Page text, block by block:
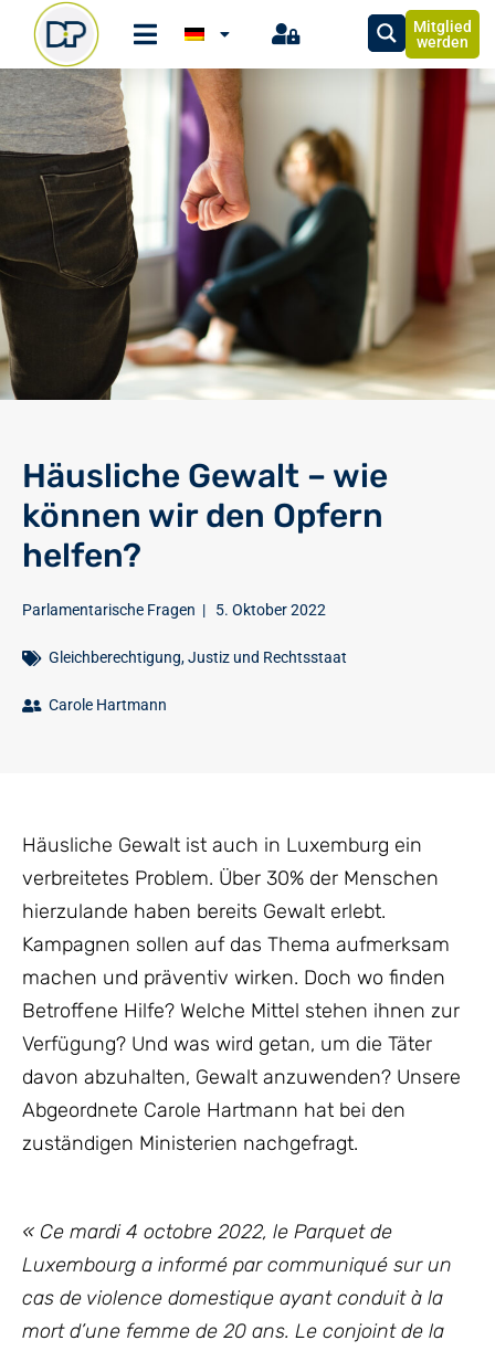
Mitglied
werden
Häusliche Gewalt – wie
können wir den Opfern
helfen?
Parlamentarische Fragen | 5. Oktober 2022
Gleichberechtigung,Justiz und Rechtsstaat
Carole Hartmann
Häusliche Gewalt ist auch in Luxemburg ein
verbreitetes Problem. Über 30% der Menschen
hierzulande haben bereits Gewalt erlebt.
Kampagnen sollen auf das Thema aufmerksam
machen und präventiv wirken. Doch wo finden
Betroffene Hilfe? Welche Mittel stehen ihnen zur
Verfügung? Und was wird getan, um die Täter
davon abzuhalten, Gewalt anzuwenden? Unsere
Abgeordnete Carole Hartmann hat bei den
zuständigen Ministerien nachgefragt.
« Ce mardi 4 octobre 2022, le Parquet de
Luxembourg a informé par communiqué sur un
cas de violence domestique ayant conduit à la
mort d’une femme de 20 ans. Le conjoint de la